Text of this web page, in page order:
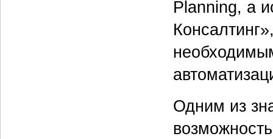
Planning, а
Одним из